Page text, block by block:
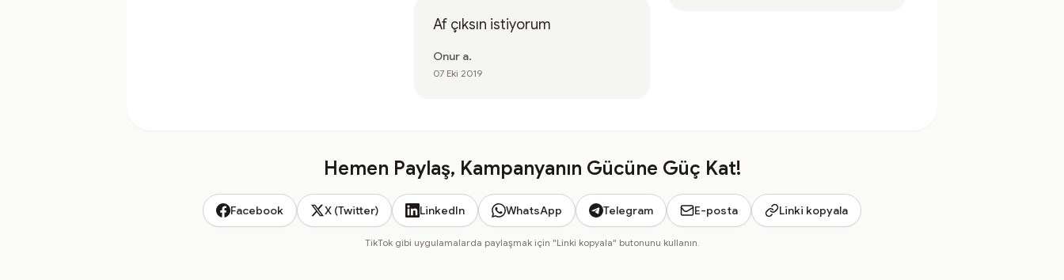
Af çıksın istiyorum
Onur a.
07 Eki 2019
Hemen Paylaş, Kampanyanın Gücüne Güç Kat!
Facebook X (Twitter) LinkedIn WhatsApp Telegram E-posta Linki kopyala
TikTok gibi uygulamalarda paylaşmak için "Linki kopyala" butonunu kullanın.